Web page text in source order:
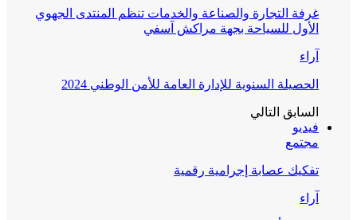
غرفة التجارة والصناعة والخدمات تنظم المنتدى الجهوي
الأول للسياحة بجهة مراكش آسفي
آراء
الحصيلة السنوية للإدارة العامة للأمن الوطني 2024
السابق التالي
فيديو
مجتمع
تفكيك عصابة إجرامية رقمية
آراء